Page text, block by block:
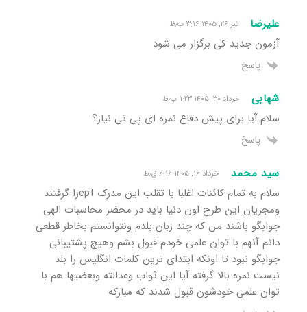
علیرضا تیر ۲۶, ۱۴۰۵ ۳:۱۶ ب٫ظ
آزمون جدید کی برگزار می شود
پاسخ
شهابی خرداد ۳۰, ۱۴۰۵ ۱:۲۳ ب٫ظ
سلام.آیا برای پیش دفاع نمره ای پی تی نیاز؟
پاسخ
سید محمد خرداد ۱۶, ۱۴۰۵ ۶:۱۶ ق٫ظ
سلام به تمام کائنات اغلبا با تقلب این مدرک eptرا گرفتند
ومجریان این طرح اون دنیا باید در محضر محاسبات الهی
جوابگو باشند من که چند زبان بلدم ونتوانستم بخاطر قطعی
دائم آنهم با توان علمی خودم قبول بشم وهیچ پشتیبانی
جوابگو نبود تا اونکه ابتدای ترین کلمات انگلیس را بلد
نیست نمره بالا گرفته آیا این ثواب وعدالته وبعضیها هم با
توان علمی خودشون قبول شدند که مبارکه